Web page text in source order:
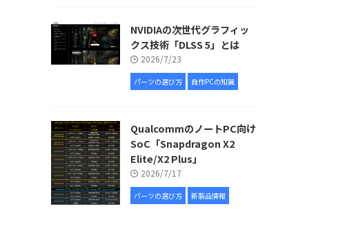
NVIDIAの次世代グラフィッ
クス技術「DLSS 5」とは
2026/7/23
パーツの選び方 自作PCの知識
QualcommのノートPC向け
SoC「Snapdragon X2
Elite/X2 Plus」
2026/7/17
パーツの選び方 新製品情報